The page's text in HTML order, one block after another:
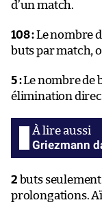
d’un match.
108 :Le nombre
buts par match,
5 :Le nombre de
élimination
Griezmann
2 buts
prolongations.